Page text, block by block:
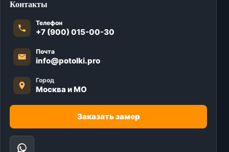
Контакты
Телефон
+7 (900) 015-00-30
Почта
info@potolki.pro
Город
Москва и МО
Заказать замер